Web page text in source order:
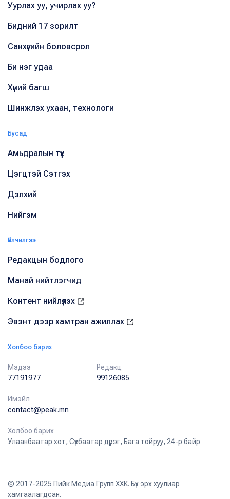
Уурлах уу, учирлах уу?
Бидний 17 зорилт
Санхүүгийн боловсрол
Би нэг удаа
Хүний багш
Шинжлэх ухаан, технологи
Бусад
Амьдралын түүх
Цэгцтэй Сэтгэх
Дэлхий
Нийгэм
Үйлчилгээ
Редакцын бодлого
Манай нийтлэгчид
Контент нийлүүлэх
Эвэнт дээр хамтран ажиллах
Холбоо барих
Мэдээ
77191977
Редакц
99126085
Имэйл
contact@peak.mn
Холбоо барих
Улаанбаатар хот, Сүхбаатар дүүрэг, Бага тойруу, 24-р байр
© 2017-2025 Пийк Медиа Групп ХХК. Бүх эрх хуулиар
хамгаалагдсан.